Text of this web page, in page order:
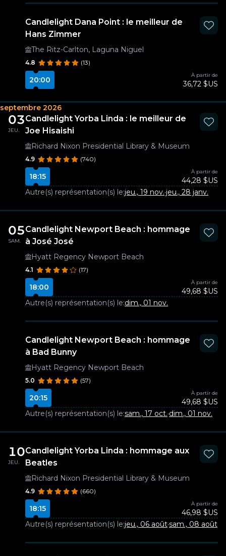
Candlelight Dana Point : le meilleur de
Hans Zimmer
The Ritz-Carlton, Laguna Niguel
4.8 (13)
20:00
À partir de
36,72 $US
septembre 2026
03
JEU.
Candlelight Yorba Linda : le meilleur de
Joe Hisaishi
Richard Nixon Presidential Library & Museum
4.9 (740)
18:15
À partir de
44,28 $US
Autre(s) représentation(s) le:jeu., 19 nov.·jeu., 28 janv.
05
SAM.
Candlelight Newport Beach : hommage
à José José
Hyatt Regency Newport Beach
4.1 (17)
18:00
À partir de
49,68 $US
Autre(s) représentation(s) le:dim., 01 nov.
Candlelight Newport Beach : hommage
à Bad Bunny
Hyatt Regency Newport Beach
5.0 (57)
20:15
À partir de
49,68 $US
Autre(s) représentation(s) le:sam., 17 oct.·dim., 01 nov.
10
JEU.
Candlelight Yorba Linda : hommage aux
Beatles
Richard Nixon Presidential Library & Museum
4.9 (660)
18:15
À partir de
46,98 $US
Autre(s) représentation(s) le:jeu., 06 août·sam., 08 août